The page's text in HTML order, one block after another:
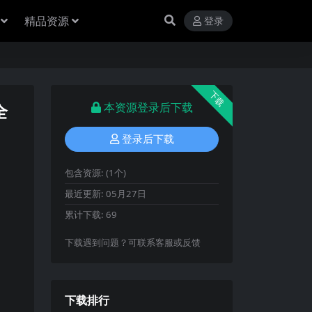
精品资源 登录
下载
本资源登录后下载
登录后下载
包含资源: (1个)
最近更新: 05月27日
累计下载: 69
下载遇到问题？可联系客服或反馈
下载排行